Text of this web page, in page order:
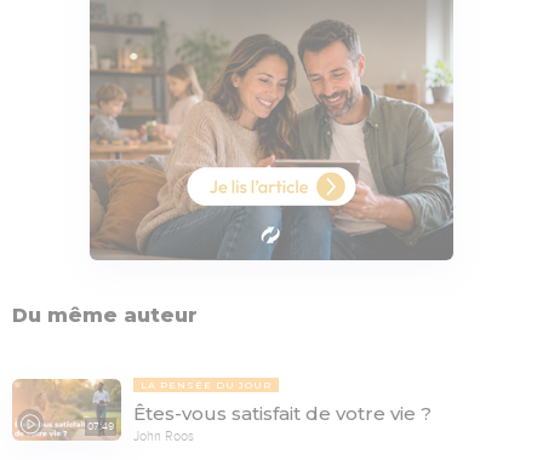
Du même auteur
07:49
LA PENSÉE DU JOUR
Êtes-vous satisfait de votre vie ?
John Roos